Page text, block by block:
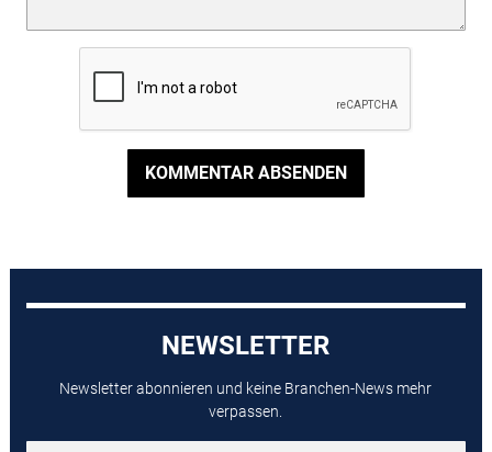
KOMMENTAR ABSENDEN
NEWSLETTER
Newsletter abonnieren und keine Branchen-News mehr
verpassen.